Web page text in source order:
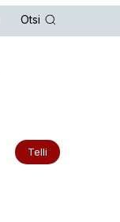
Otsi
Telli